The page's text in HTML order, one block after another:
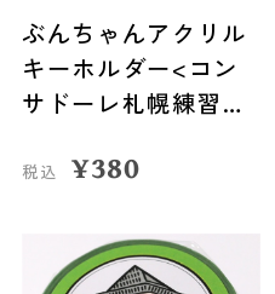
ぶんちゃんアクリル
キーホルダー<コン
サドーレ札幌練習着
税込 ¥380